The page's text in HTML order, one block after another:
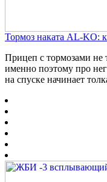
Тормоз наката AL-KO:
Прицеп с тормозами не
именно поэтому про
на спуске начинает